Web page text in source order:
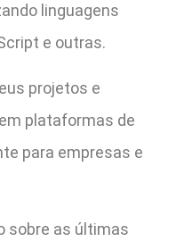
linguagens
e outras.
projetos e
plataformas de
para empresas e
sobre as últimas